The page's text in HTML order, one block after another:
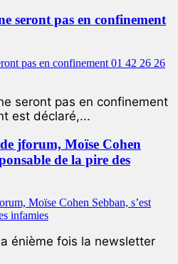
seront pas en confinement
seront pas en confinement
est déclaré,...
jforum, Moïse Cohen
de la pire des
énième fois la newsletter